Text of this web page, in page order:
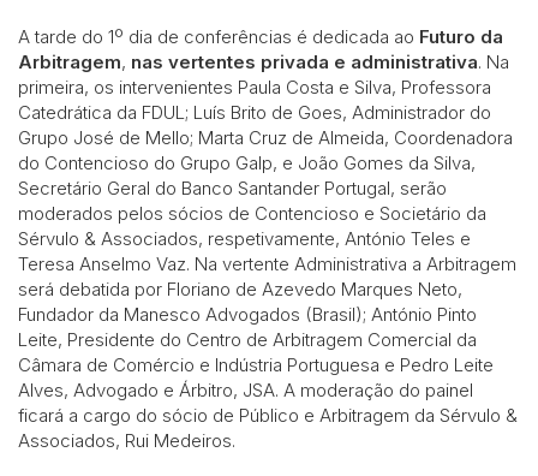
A tarde do 1º dia de conferências é dedicada ao Futuro da
Arbitragem, nas vertentes privada e administrativa. Na
primeira, os intervenientes Paula Costa e Silva, Professora
Catedrática da FDUL; Luís Brito de Goes, Administrador do
Grupo José de Mello; Marta Cruz de Almeida, Coordenadora
do Contencioso do Grupo Galp, e João Gomes da Silva,
Secretário Geral do Banco Santander Portugal, serão
moderados pelos sócios de Contencioso e Societário da
Sérvulo & Associados, respetivamente, António Teles e
Teresa Anselmo Vaz. Na vertente Administrativa a Arbitragem
será debatida por Floriano de Azevedo Marques Neto,
Fundador da Manesco Advogados (Brasil); António Pinto
Leite, Presidente do Centro de Arbitragem Comercial da
Câmara de Comércio e Indústria Portuguesa e Pedro Leite
Alves, Advogado e Árbitro, JSA. A moderação do painel
ficará a cargo do sócio de Público e Arbitragem da Sérvulo &
Associados, Rui Medeiros.